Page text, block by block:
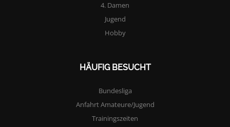
4. Damen
Jugend
Hobby
HÄUFIG BESUCHT
Bundesliga
Anfahrt Amateure/Jugend
Trainingszeiten